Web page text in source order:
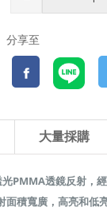
分享至
大量採購
PMMA透鏡反射，
積寬廣，高亮和